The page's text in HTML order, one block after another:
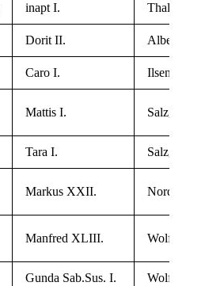
inapt I. Tha­le
Dorit II. Alber­stedt
Caro I. Ilsen­burg
Mat­tis I. Salz­git­ter
Tara I. Salz­git­ter
Mar­kus XXII.
Man­fred XLIII. Wolfs­burg
Gun­da Sab.Sus. I. Wolfs­burg